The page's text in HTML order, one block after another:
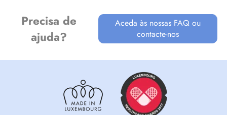
Precisa de
ajuda?
Aceda às nossas FAQ ou
contacte-nos